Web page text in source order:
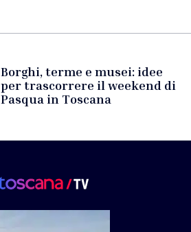
Borghi, terme e musei: idee
per trascorrere il weekend di
Pasqua in Toscana